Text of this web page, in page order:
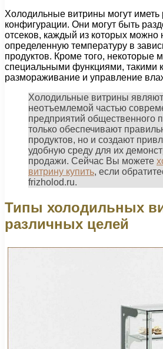
Холодильные витрины могут
конфигурации. Они могут быть
отсеков, каждый из которых можно
определенную температуру в
продуктов. Кроме того, некоторые
специальными функциями, такими
размораживание и управление
Холодильные витрины
неотъемлемой частью
предприятий общественного
только обеспечивают
продуктов, но и создают
удобную среду для их
продажи. Сейчас Вы можете
витрину купить, если
frizholod.ru.
Типы холодильных
различных целей